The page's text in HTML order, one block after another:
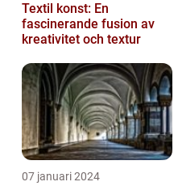
Textil konst: En
fascinerande fusion av
kreativitet och textur
07 januari 2024